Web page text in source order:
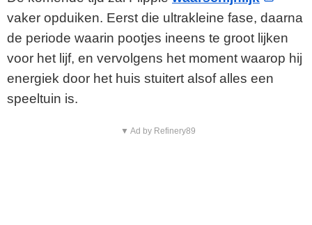
vaker opduiken. Eerst die ultrakleine fase, daarna
de periode waarin pootjes ineens te groot lijken
voor het lijf, en vervolgens het moment waarop hij
energiek door het huis stuitert alsof alles een
speeltuin is.
▼ Ad by Refinery89